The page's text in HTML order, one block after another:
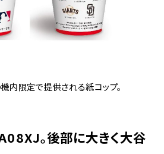
内限定で提供される紙コップ。
。後部に大きく大谷